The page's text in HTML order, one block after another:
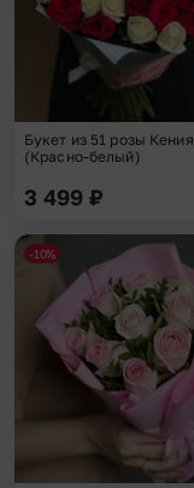
Букет из 51 розы Кения
(Красно-белый)
3 499 ₽
-10%